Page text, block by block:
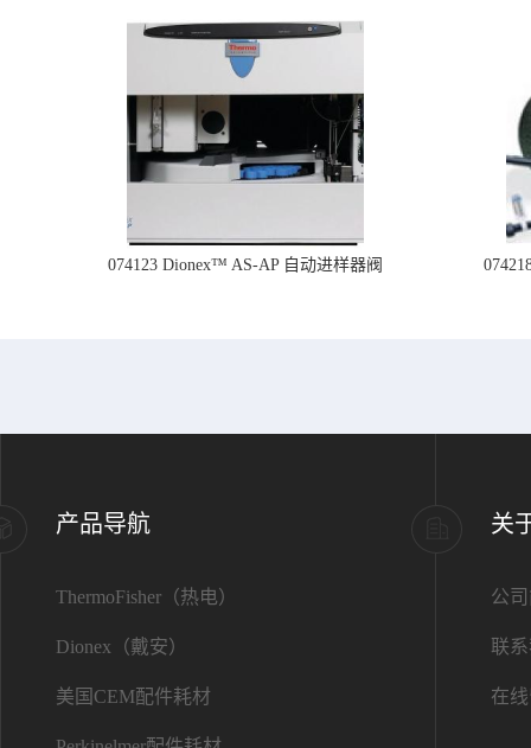
074123 Dionex™ AS-AP 自动进样器阀
产品导航
ThermoFisher（热电）
Dionex（戴安）
美国CEM配件耗材
关
公
联
在